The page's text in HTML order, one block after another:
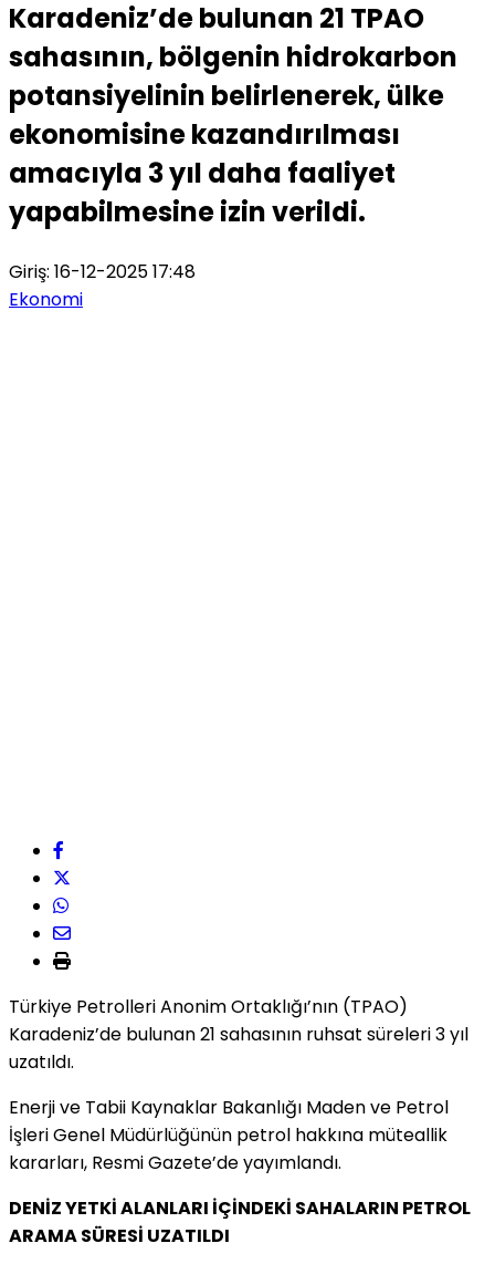
Karadeniz’de bulunan 21 TPAO
sahasının, bölgenin hidrokarbon
potansiyelinin belirlenerek, ülke
ekonomisine kazandırılması
amacıyla 3 yıl daha faaliyet
yapabilmesine izin verildi.
Giriş: 16-12-2025 17:48
Ekonomi
Türkiye Petrolleri Anonim Ortaklığı’nın (TPAO)
Karadeniz’de bulunan 21 sahasının ruhsat süreleri 3 yıl
uzatıldı.
Enerji ve Tabii Kaynaklar Bakanlığı Maden ve Petrol
İşleri Genel Müdürlüğünün petrol hakkına müteallik
kararları, Resmi Gazete’de yayımlandı.
DENİZ YETKİ ALANLARI İÇİNDEKİ SAHALARIN PETROL
ARAMA SÜRESİ UZATILDI